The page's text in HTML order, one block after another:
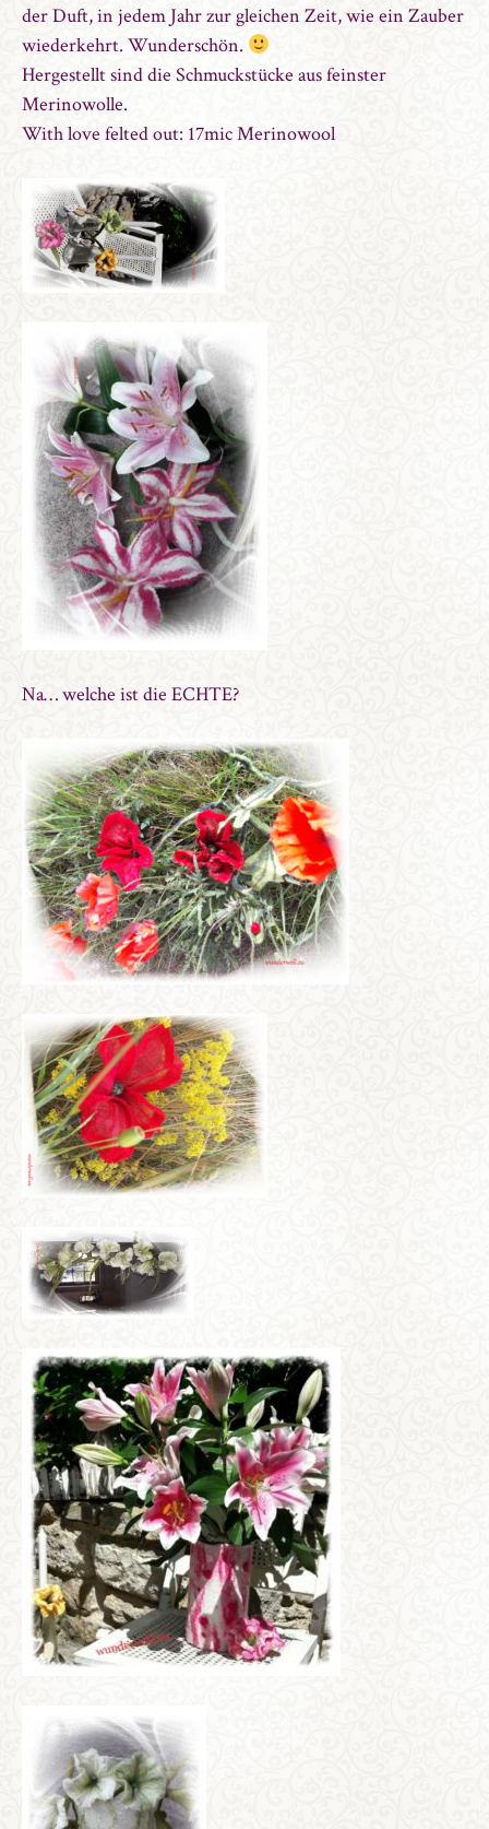
der Duft, in jedem Jahr zur gleichen Zeit, wie ein Zauber
wiederkehrt. Wunderschön.
Hergestellt sind die Schmuckstücke aus feinster
Merinowolle.
With love felted out: 17mic Merinowool
Na… welche ist die ECHTE?